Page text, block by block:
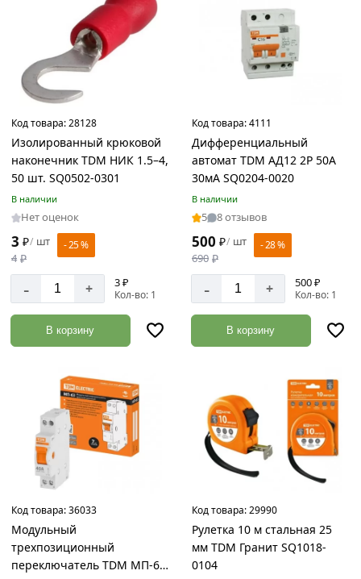
Код товара:28128
Изолированный крюковой
наконечник TDM НИК 1.5–4,
50 шт. SQ0502-0301
В наличии
Нет оценок
3 ₽/ шт
4 ₽
- 25 %
- + 3 ₽
Кол-во: 1
В корзину
Код товара:4111
Дифференциальный
автомат TDM АД12 2Р 50А
30мА SQ0204-0020
В наличии
5 8 отзывов
500 ₽/ шт
690 ₽
- 28 %
- + 500 ₽
Кол-во: 1
В корзину
Код товара:36033
Модульный
трехпозиционный
переключатель TDM МП-63
Код товара:29990
Рулетка 10 м стальная 25
мм TDM Гранит SQ1018-
0104